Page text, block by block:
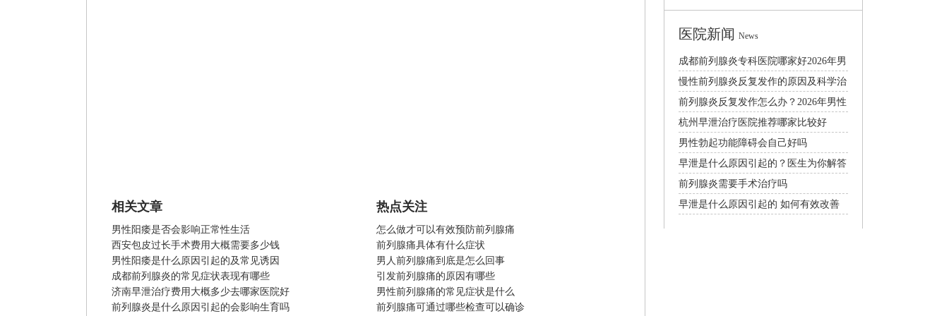
相关文章
男性阳痿是否会影响正常性生活
西安包皮过长手术费用大概需要多少钱
男性阳痿是什么原因引起的及常见诱因
成都前列腺炎的常见症状表现有哪些
济南早泄治疗费用大概多少去哪家医院好
前列腺炎是什么原因引起的会影响生育吗
热点关注
怎么做才可以有效预防前列腺痛
前列腺痛具体有什么症状
男人前列腺痛到底是怎么回事
引发前列腺痛的原因有哪些
男性前列腺痛的常见症状是什么
前列腺痛可通过哪些检查可以确诊
医院新闻 News
成都前列腺炎专科医院哪家好2026年男
性泌尿科就诊攻略
慢性前列腺炎反复发作的原因及科学治
疗与日常预防方法
前列腺炎反复发作怎么办？2026年男性
前列腺养护与治疗指南
杭州早泄治疗医院推荐哪家比较好
男性勃起功能障碍会自己好吗
早泄是什么原因引起的？医生为你解答
前列腺炎需要手术治疗吗
早泄是什么原因引起的 如何有效改善